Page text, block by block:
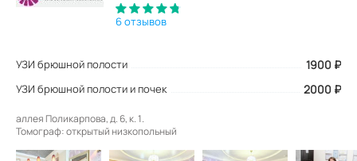
6 отзывов
УЗИ брюшной полости 1900 ₽
УЗИ брюшной полости и почек 2000 ₽
аллея Поликарпова, д. 6, к. 1.
Томограф: открытый низкопольный